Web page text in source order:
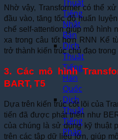
Thuật
Tiếng
Nhật
Bản
Dịch
Thuật
Tiếng
Hàn
Quốc
Dịch
Thuật
Tiếng
Pháp
Nhờ vậy, Transformer có thể
đầu vào, tăng tốc độ huấn
chế self-attention giúp mô hình
xa trong câu tốt hơn RNN Kể
trở thành kiến trúc chủ đạo
3. Các mô hình
BART, T5
Dựa trên kiến trúc cốt lõi của
tiến đã được phát triển như
của chúng là sử dụng kỹ thuật
trên các tập dữ liệu lớn, giúp